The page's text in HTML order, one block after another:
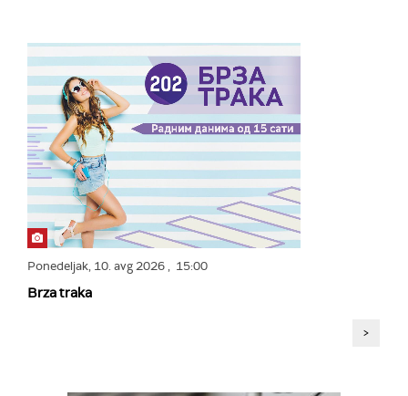
Ponedeljak, 10. avg 2026, 15:00
Brza traka
>